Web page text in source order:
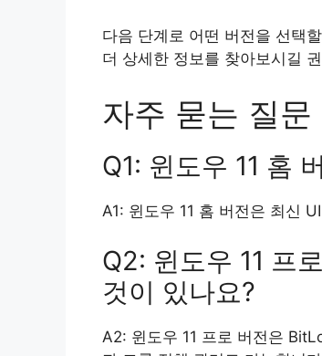
다음 단계로 어떤 버전을 선택
더 상세한 정보를 찾아보시길
자주 묻는 질문
Q1: 윈도우 11 홈
A1: 윈도우 11 홈 버전은 최신
Q2: 윈도우 11 프
것이 있나요?
A2: 윈도우 11 프로 버전은